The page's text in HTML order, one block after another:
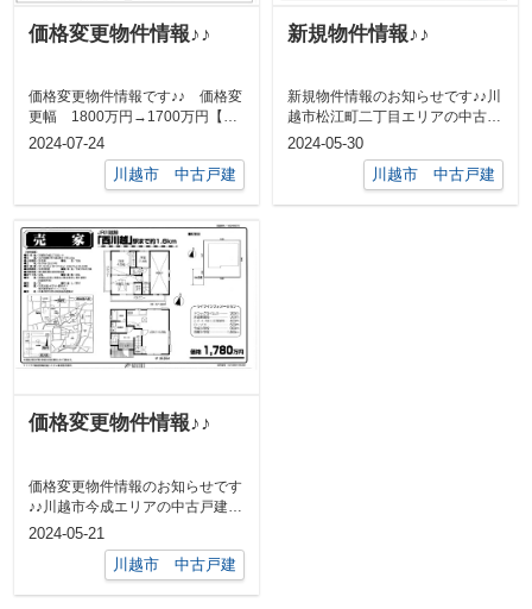
価格変更物件情報♪♪
価格変更物件情報です♪♪ 価格変
更幅 1800万円→1700万円【物
件詳細】所在地：川越市今成1-
2024-07-24
川越市 中古戸建
新規物件情報♪♪
新規物件情報のお知らせです♪♪川
越市松江町二丁目エリアの中古戸
建です。4LDK駐車スペース1台平
2024-05-30
川越市 中古戸建
価格変更物件情報♪♪
価格変更物件情報のお知らせです
♪♪川越市今成エリアの中古戸建で
す。JR川越線「西川越」駅 徒
2024-05-21
川越市 中古戸建